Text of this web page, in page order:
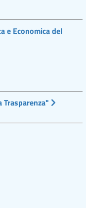
e Economica del